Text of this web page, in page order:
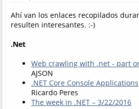
Ahí van los enlaces recopilados
resulten interesantes. :-)
.Net
Web crawling with .net - part
AJSON
.NET Core Console Applications
Ricardo Peres
The week in .NET – 3/22/2016